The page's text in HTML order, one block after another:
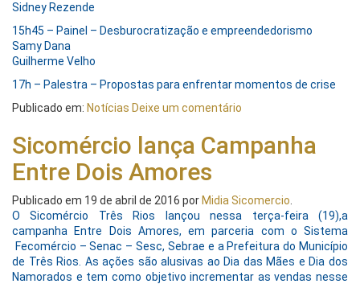
Sidney Rezende
15h45 – Painel – Desburocratização e empreendedorismo
Samy Dana
Guilherme Velho
17h – Palestra – Propostas para enfrentar momentos de crise
Publicado em: Notícias Deixe um comentário
Sicomércio lança Campanha
Entre Dois Amores
Publicado em 19 de abril de 2016 por Midia Sicomercio
O Sicomércio Três Rios lançou nessa terça-feira (19),a
campanha Entre Dois Amores, em parceria com o Sistema
Fecomércio – Senac – Sesc, Sebrae e a Prefeitura do Município
de Três Rios. As ações são alusivas ao Dia das Mães e Dia dos
Namorados e tem como objetivo incrementar as vendas nesse